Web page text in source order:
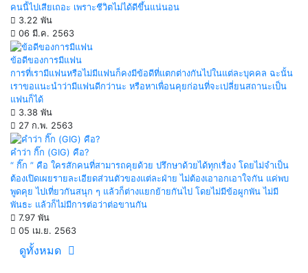
คนนี้ไปเสียเถอะ เพราะชีวิตไม่ได้ดีขึ้นแน่นอน
3.22 พัน
06 มี.ค. 2563
ข้อดีของการมีแฟน
การที่เรามีแฟนหรือไม่มีแฟนก็คงมีข้อดีที่แตกต่างกันไปในแต่ละบุคคล ฉะนั้น
เราขอแนะนำว่ามีแฟนดีกว่านะ หรือหาเพื่อนคุยก่อนที่จะเปลี่ยนสถานะเป็น
แฟนก็ได้
3.38 พัน
27 ก.พ. 2563
คำว่า กิ๊ก (GIG) คือ?
“ กิ๊ก ” คือ ใครสักคนที่สามารถคุยด้วย ปรึกษาด้วยได้ทุกเรื่อง โดยไม่จำเป็น
ต้องเปิดเผยรายละเอียดส่วนตัวของแต่ละฝ่าย ไม่ต้องเอาอกเอาใจกัน แค่พบ
พูดคุย ไปเที่ยวกันสนุก ๆ แล้วก็ต่างแยกย้ายกันไป โดยไม่มีข้อผูกพัน ไม่มี
พันธะ แล้วก็ไม่มีการต่อว่าต่อขานกัน
7.97 พัน
05 เม.ย. 2563
ดูทั้งหมด